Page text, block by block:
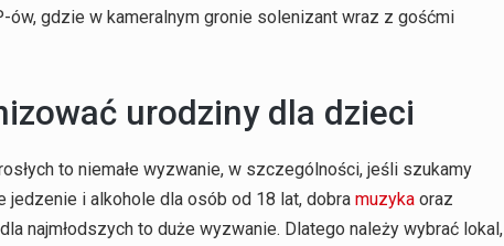
ów, gdzie w kameralnym gronie solenizant wraz z gośćmi
urodziny dla dzieci
to niemałe wyzwanie, w szczególności, jeśli szukamy
i alkohole dla osób od 18 lat, dobra muzyka oraz
najmłodszych to duże wyzwanie. Dlatego należy wybrać lokal,